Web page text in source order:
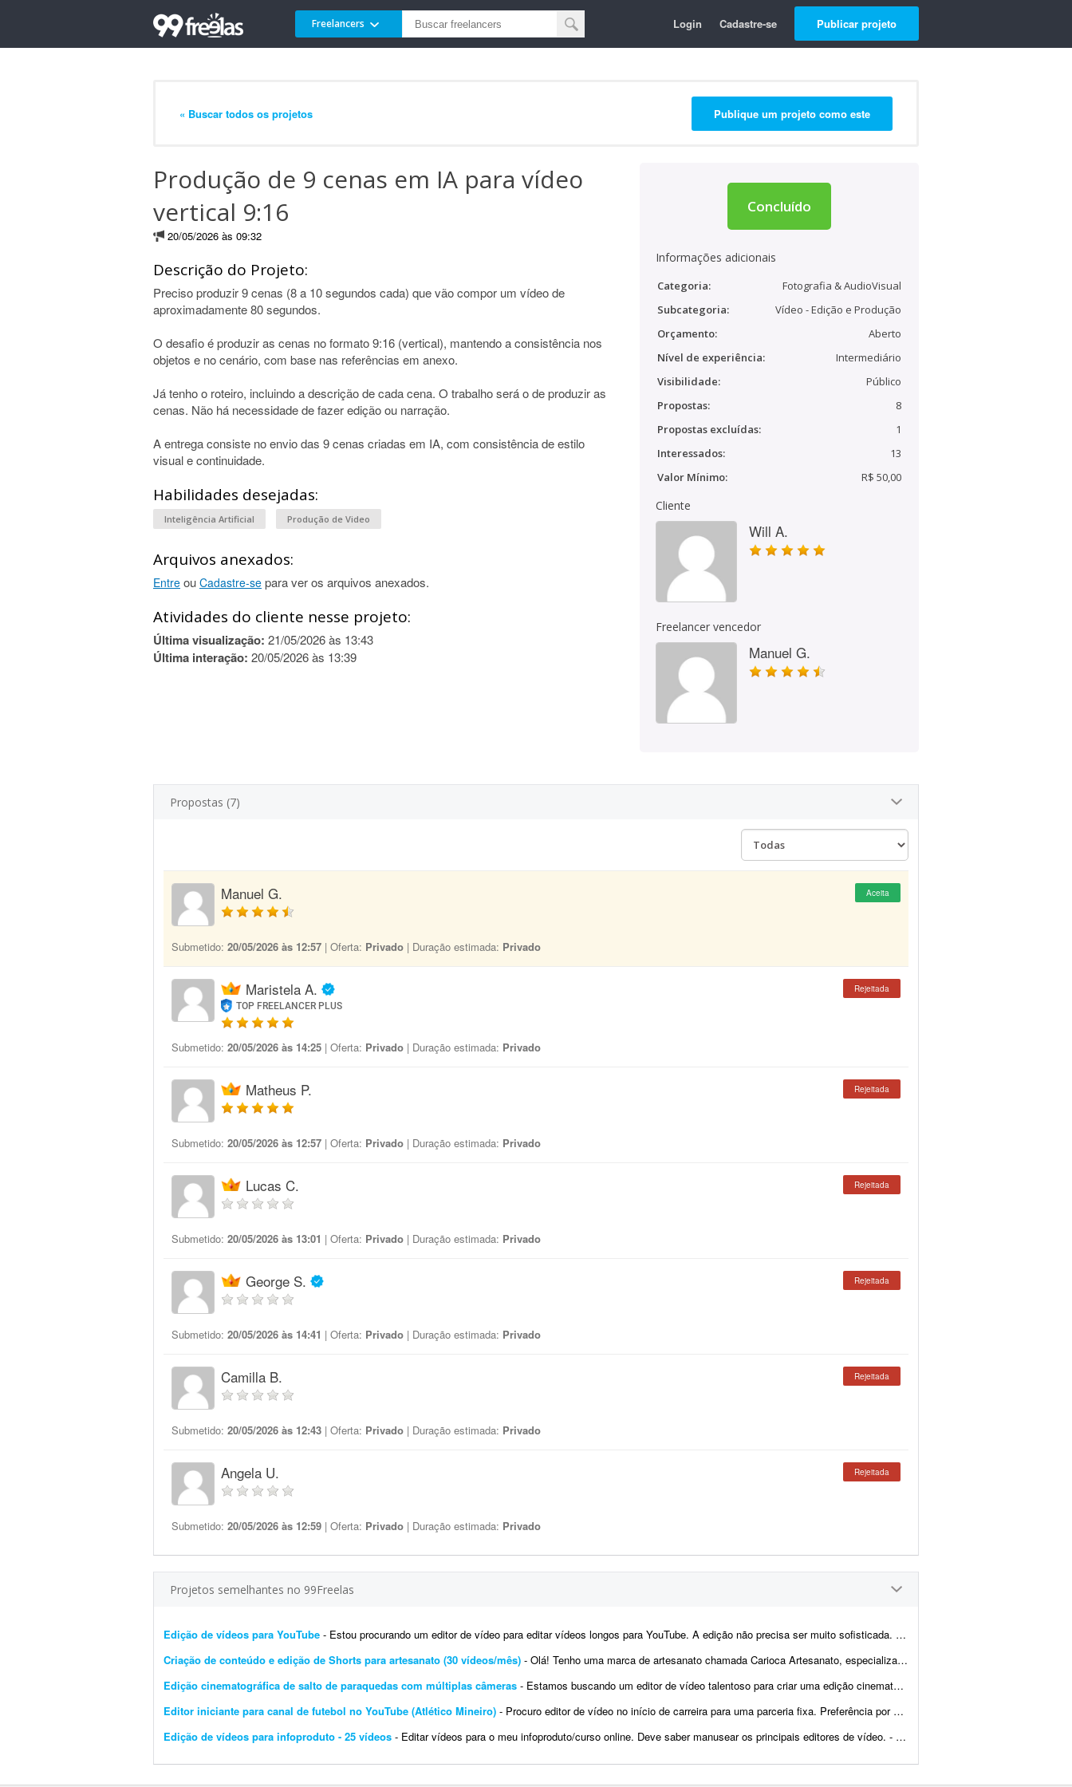
Freelancers Login Cadastre-se Publicar projeto
« Buscar todos os projetos Publique um projeto como este
Produção de 9 cenas em IA para vídeo
vertical 9:16
20/05/2026 às 09:32
Descrição do Projeto:
Preciso produzir 9 cenas (8 a 10 segundos cada) que vão compor um vídeo de
aproximadamente 80 segundos.
O desafio é produzir as cenas no formato 9:16 (vertical), mantendo a consistência nos
objetos e no cenário, com base nas referências em anexo.
Já tenho o roteiro, incluindo a descrição de cada cena. O trabalho será o de produzir as
cenas. Não há necessidade de fazer edição ou narração.
A entrega consiste no envio das 9 cenas criadas em IA, com consistência de estilo
visual e continuidade.
Habilidades desejadas:
Inteligência Artificial Produção de Video
Arquivos anexados:
Entre ou Cadastre-se para ver os arquivos anexados.
Atividades do cliente nesse projeto:
Última visualização: 21/05/2026 às 13:43
Última interação: 20/05/2026 às 13:39
Concluído
Informações adicionais
Categoria:
Fotografia & AudioVisual
Subcategoria:
Vídeo - Edição e Produção
Orçamento:
Aberto
Nível de experiência:
Intermediário
Visibilidade:
Público
Propostas:
8
Propostas excluídas:
1
Interessados:
13
Valor Mínimo:
R$ 50,00
Cliente
Will A.
Freelancer vencedor
Manuel G.
Propostas (7)
Manuel G. Aceita
Submetido: 20/05/2026 às 12:57 | Oferta: Privado | Duração estimada: Privado
Maristela A.
TOP FREELANCER PLUS
Rejeitada
Submetido: 20/05/2026 às 14:25 | Oferta: Privado | Duração estimada: Privado
Matheus P. Rejeitada
Submetido: 20/05/2026 às 12:57 | Oferta: Privado | Duração estimada: Privado
Lucas C. Rejeitada
Submetido: 20/05/2026 às 13:01 | Oferta: Privado | Duração estimada: Privado
George S. Rejeitada
Submetido: 20/05/2026 às 14:41 | Oferta: Privado | Duração estimada: Privado
Camilla B. Rejeitada
Submetido: 20/05/2026 às 12:43 | Oferta: Privado | Duração estimada: Privado
Angela U. Rejeitada
Submetido: 20/05/2026 às 12:59 | Oferta: Privado | Duração estimada: Privado
Projetos semelhantes no 99Freelas
Edição de vídeos para YouTube - Estou procurando um editor de vídeo para editar vídeos longos para YouTube. A edição não precisa ser muito sofisticada. Procuro algo simples, dinâmico e ag...
Criação de conteúdo e edição de Shorts para artesanato (30 vídeos/mês) - Olá! Tenho uma marca de artesanato chamada Carioca Artesanato, especializada em peças feitas à mão com pedras naturais, cristais, resina e outros materiais. Estou procu...
Edição cinematográfica de salto de paraquedas com múltiplas câmeras - Estamos buscando um editor de vídeo talentoso para criar uma edição cinematográfica de alta qualidade de um salto de paraquedas pessoal. O projeto envolve a ediç&...
Editor iniciante para canal de futebol no YouTube (Atlético Mineiro) - Procuro editor de vídeo no início de carreira para uma parceria fixa. Preferência por editor atleticano. Serão de 2 a 3 vídeos por semana para um canal no YouTube...
Edição de vídeos para infoproduto - 25 vídeos - Editar vídeos para o meu infoproduto/curso online. Deve saber manusear os principais editores de vídeo. - Produção e edição de 25 vídeos. - Experi&...